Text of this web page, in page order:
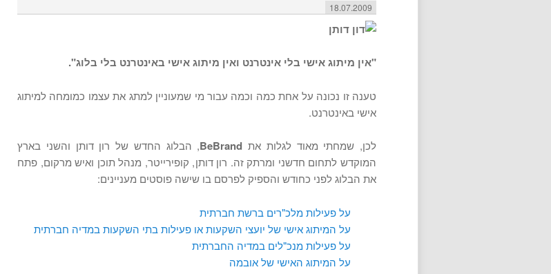
18.07.2009
"אין מיתוג אישי בלי אינטרנט ואין מיתוג אישי באינטרנט בלי בלוג".
טענה זו נכונה על אחת כמה וכמה עבור מי שמעוניין למתג את עצמו כמומחה למיתוג
אישי באינטרנט.
לכן, שמחתי מאוד לגלות את BeBrand, הבלוג החדש של רון דותן והשני בארץ
המוקדש לתחום חדשני ומרתק זה. רון דותן, קופירייטר, מנהל תוכן ואיש מרקום, פתח
את הבלוג לפני כחודש והספיק לפרסם בו שישה פוסטים מעניינים:
על פעילות מלכ"רים ברשת חברתית
על המיתוג אישי של יועצי השקעות או פעילות בתי השקעות במדיה חברתית
על פעילות מנכ"לים במדיה החברתית
על המיתוג האישי של אובמה